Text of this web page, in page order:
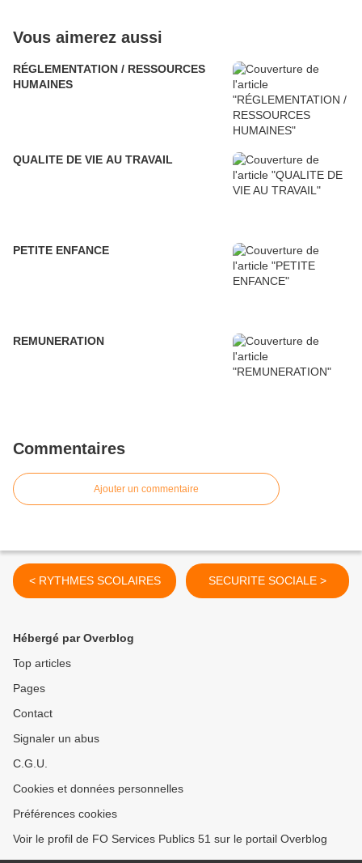
Vous aimerez aussi
RÉGLEMENTATION / RESSOURCES
HUMAINES
QUALITE DE VIE AU TRAVAIL
PETITE ENFANCE
REMUNERATION
Commentaires
Ajouter un commentaire
< RYTHMES SCOLAIRES SECURITE SOCIALE >
Hébergé par Overblog
Top articles
Pages
Contact
Signaler un abus
C.G.U.
Cookies et données personnelles
Préférences cookies
Voir le profil de FO Services Publics 51 sur le portail Overblog